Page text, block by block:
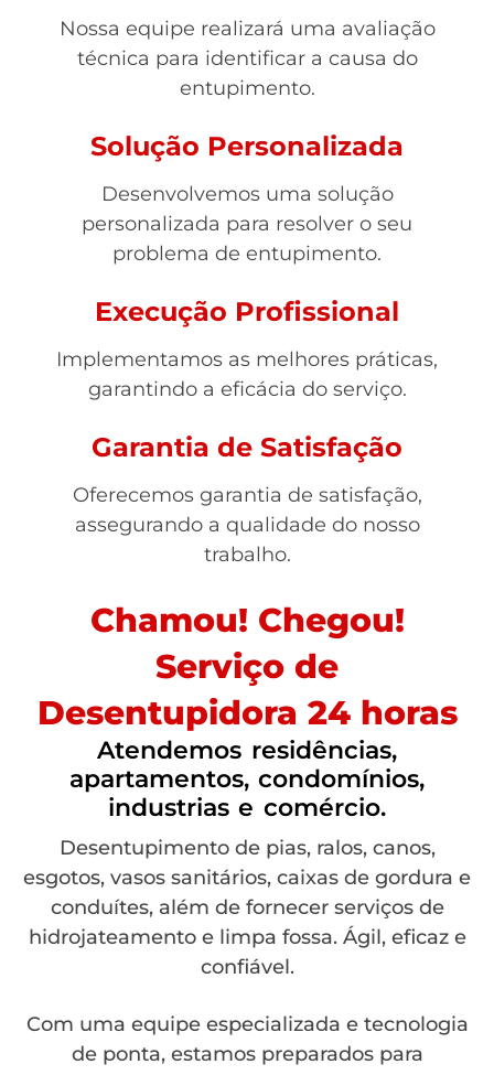
Nossa equipe realizará uma avaliação
técnica para identificar a causa do
entupimento.
Solução Personalizada
Desenvolvemos uma solução
personalizada para resolver o seu
problema de entupimento.
Execução Profissional
Implementamos as melhores práticas,
garantindo a eficácia do serviço.
Garantia de Satisfação
Oferecemos garantia de satisfação,
assegurando a qualidade do nosso
trabalho.
Chamou! Chegou!
Serviço de
Desentupidora 24 horas
Atendemos residências,
apartamentos, condomínios,
industrias e comércio.
Desentupimento de pias, ralos, canos,
esgotos, vasos sanitários, caixas de gordura e
conduítes, além de fornecer serviços de
hidrojateamento e limpa fossa. Ágil, eficaz e
confiável.
Com uma equipe especializada e tecnologia
de ponta, estamos preparados para